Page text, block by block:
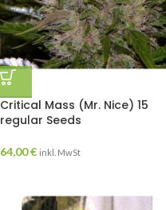
Critical Mass (Mr. Nice) 15
regular Seeds
64,00€ inkl. MwSt